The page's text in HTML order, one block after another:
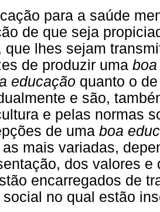
para a saúde
de que seja
que lhes sejam
de produzir uma
educação quanto o
e são,
e pelas normas
de uma boa
as mais variadas,
dos valores
encarregados de
social no qual estão